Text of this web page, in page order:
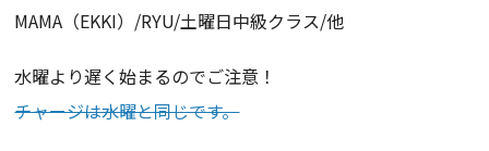
MAMA（EKKI）/RYU/土曜日中級クラス/他
水曜より遅く始まるのでご注意！
チャージは水曜と同じです。